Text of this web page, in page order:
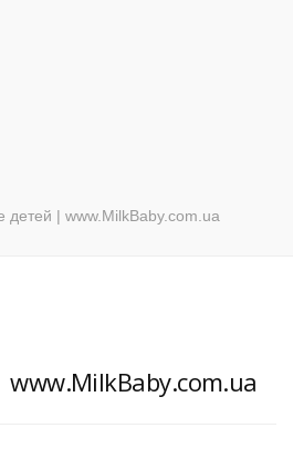
детей | www.MilkBaby.com.ua